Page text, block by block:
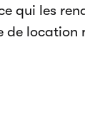
qui les
de location